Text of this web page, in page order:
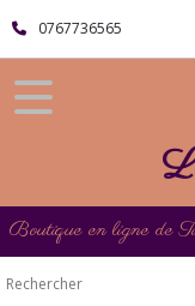
0767736565